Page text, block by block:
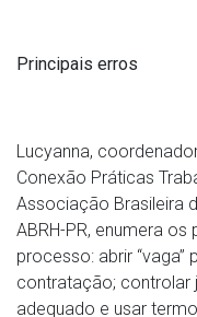
Principais erros
Lucyanna,
Conexão Práticas
Associação Brasileira
ABRH-PR, enumera
processo: abrir “vaga”
contratação; controlar
adequado e usar